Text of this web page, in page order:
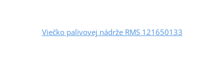
Viečko palivovej nádrže RMS 121650133